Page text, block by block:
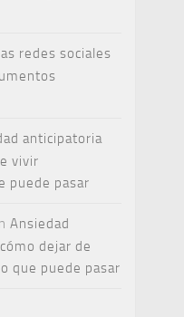
redes sociales
anticipatoria
vivir
puede pasar
Ansiedad
dejar de
que puede pasar